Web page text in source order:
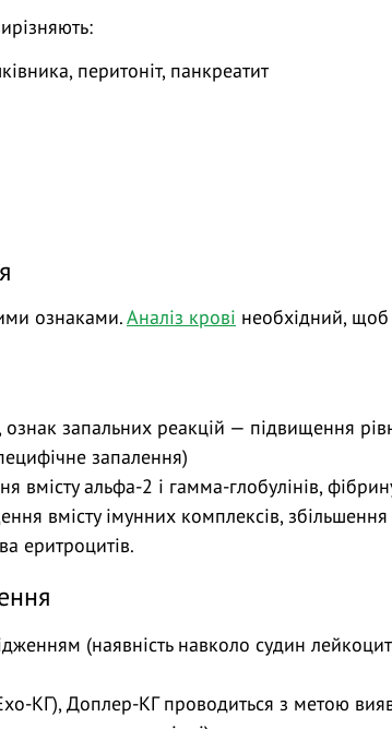
перитоніт, панкреатит
ознаками.Аналіз крові необхідний, щоб
ознак запальних реакцій — підвищення
запалення)
вмісту альфа-2 і гамма-глобулінів,
вмісту імунних комплексів,
еритроцитів.
(наявність навколо судин
КГ), Доплер-КГ проводиться з метою